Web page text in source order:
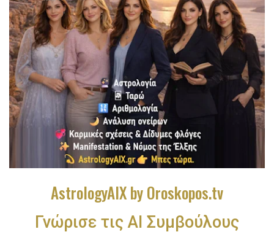
AstrologyAIX by Oroskopos.tv
Γνώρισε τις ΑΙ Συμβούλους